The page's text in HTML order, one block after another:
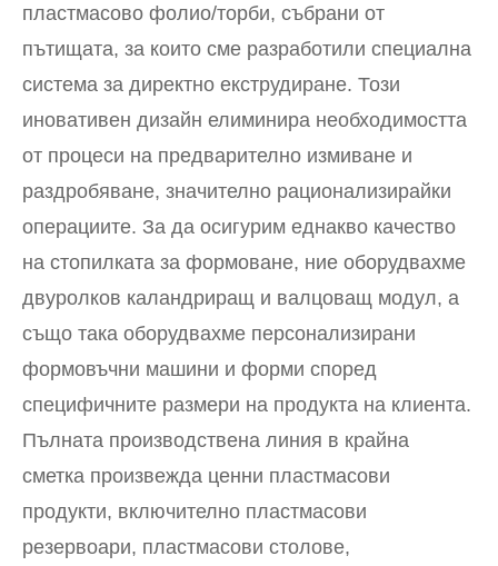
пластмасово фолио/торби, събрани от
пътищата, за които сме разработили специална
система за директно екструдиране. Този
иновативен дизайн елиминира необходимостта
от процеси на предварително измиване и
раздробяване, значително рационализирайки
операциите. За да осигурим еднакво качество
на стопилката за формоване, ние оборудвахме
двуролков каландриращ и валцоващ модул, а
също така оборудвахме персонализирани
формовъчни машини и форми според
специфичните размери на продукта на клиента.
Пълната производствена линия в крайна
сметка произвежда ценни пластмасови
продукти, включително пластмасови
резервоари, пластмасови столове,